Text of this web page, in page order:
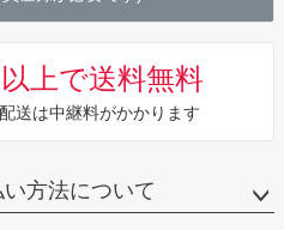
上で送料無料
送は中継料がかかります
方法について